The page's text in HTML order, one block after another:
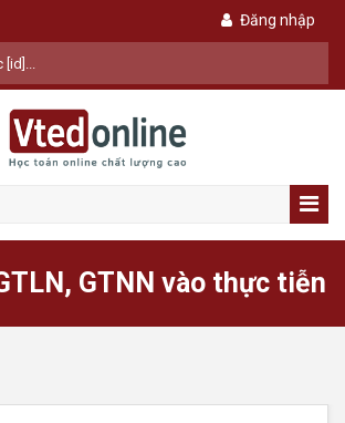
Đăng nhập
GTNN vào thực tiễn